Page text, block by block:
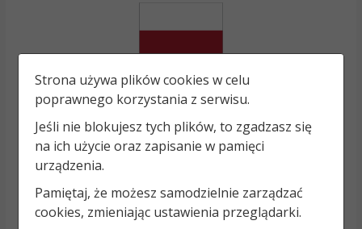
Strona używa plików cookies w celu
poprawnego korzystania z serwisu.
Jeśli nie blokujesz tych plików, to zgadzasz się
na ich użycie oraz zapisanie w pamięci
urządzenia.
Pamiętaj, że możesz samodzielnie zarządzać
cookies, zmieniając ustawienia przeglądarki.